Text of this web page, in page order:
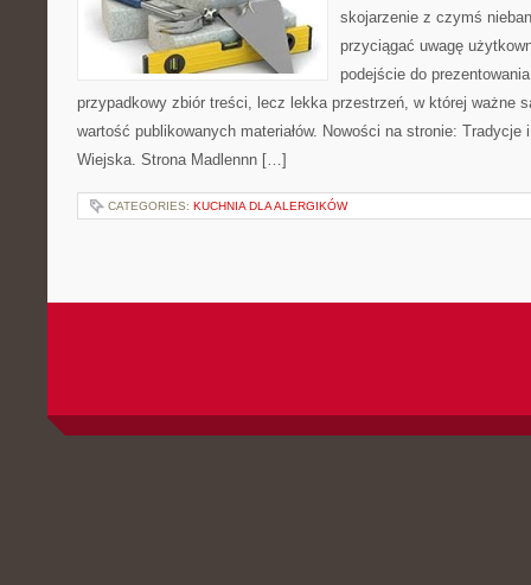
skojarzenie z czymś
przyciągać uwagę
podejście do
przypadkowy zbiór treści, lecz lekka przestrzeń, w której ważne
wartość publikowanych materiałów. Nowości na stronie: Tradycje
Wiejska. Strona Madlennn […]
CATEGORIES: KUCHNIA DLA ALERGIKÓW